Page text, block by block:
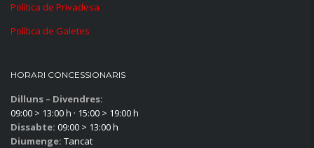
Política de Privadesa
Política de Galetes
HORARI CONCESSIONARIS
Dilluns – Divendres:
09:00 > 13:00 h · 15:00 > 19:00 h
Dissabte: 09:00 > 13:00 h
Diumenge: Tancat